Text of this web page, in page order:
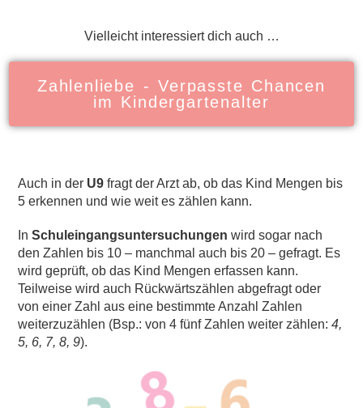
Vielleicht interessiert dich auch …
Zahlenliebe - Verpasste Chancen
im Kindergartenalter
Auch in der U9fragt der Arzt ab, ob das Kind Mengen bis
5 erkennen und wie weit es zählen kann.
InSchuleingangsuntersuchungenwird sogar nach
den Zahlen bis 10 – manchmal auch bis 20 – gefragt. Es
wird geprüft, ob das Kind Mengen erfassen kann.
Teilweise wird auch Rückwärtszählen abgefragt oder
von einer Zahl aus eine bestimmte Anzahl Zahlen
weiterzuzählen (Bsp.: von 4 fünf Zahlen weiter zählen:4,
5, 6, 7, 8, 9).